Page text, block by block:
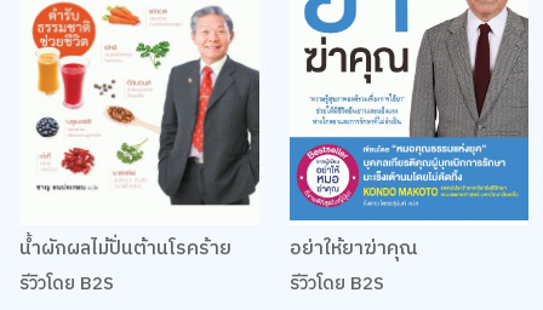
น้ำผักผลไม้ปั่นต้านโรคร้าย
รีวิวโดย B2S
อย่าให้ยาฆ่าคุณ
รีวิวโดย B2S